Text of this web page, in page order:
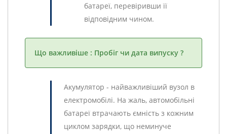
батареї, перевіривши її
відповідним чином.
Що важливіше : Пробіг чи дата випуску ?
Акумулятор - найважливіший вузол в
електромобілі. На жаль, автомобільні
батареї втрачають ємність з кожним
циклом зарядки, що неминуче